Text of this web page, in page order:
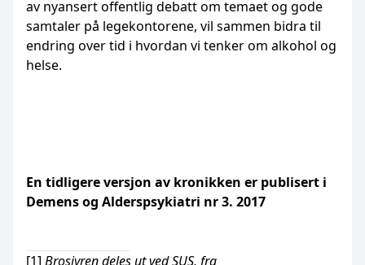
av nyansert offentlig debatt om temaet og gode
samtaler på legekontorene, vil sammen bidra til
endring over tid i hvordan vi tenker om alkohol og
helse.
En tidligere versjon av kronikken er publisert i
Demens og Alderspsykiatri nr 3. 2017
[1] Brosjyren deles ut ved SUS, fra